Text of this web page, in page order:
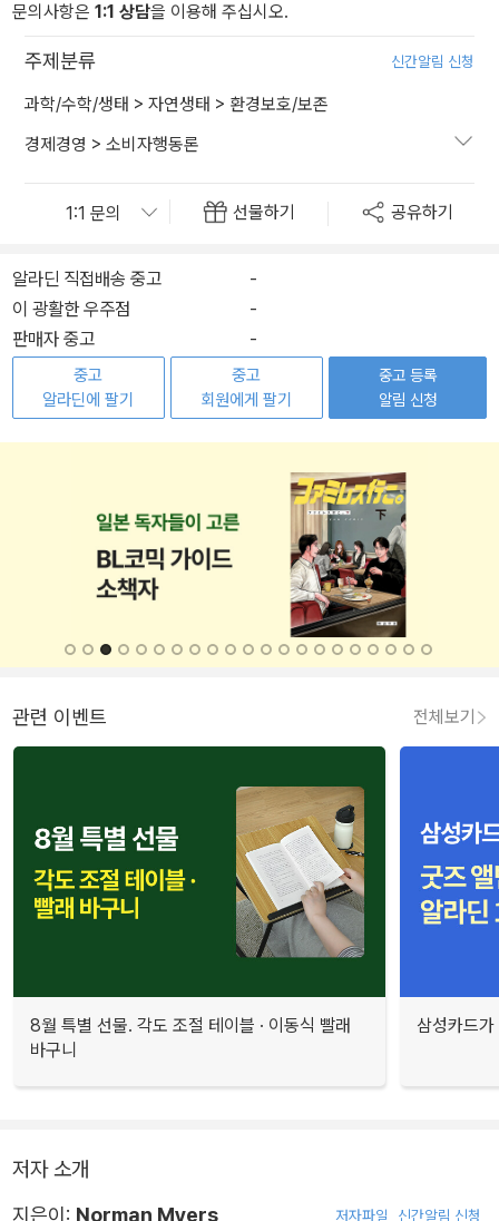
문의사항은 1:1 상담을 이용해 주십시오.
주제분류 신간알림 신청
과학/수학/생태 > 자연생태 > 환경보호/보존
경제경영 > 소비자행동론
선물하기 공유하기
알라딘 직접배송 중고
-
이 광활한 우주점
-
판매자 중고
-
중고
알라딘에 팔기
중고
회원에게 팔기
중고 등록
알림 신청
관련 이벤트 전체보기
8월 특별 선물. 각도 조절 테이블 · 이동식 빨래
바구니
삼성카드
저자 소개
지은이: Norman Myers 저자파일 신간알림 신청